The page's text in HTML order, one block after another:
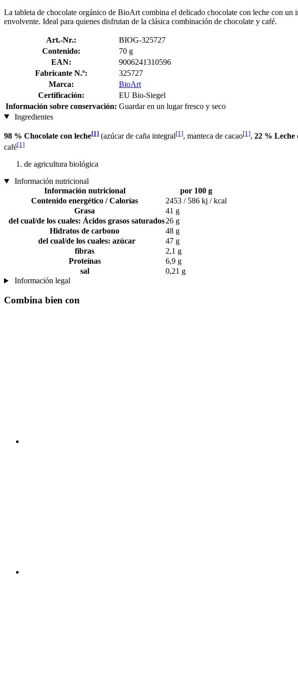
La tableta de chocolate orgánico de BioArt combina el delicado chocolate con leche con
envolvente. Ideal para quienes disfrutan de la clásica combinación de chocolate y café.
Art.-Nr.:
BIOG-325727
Contenido:
70 g
EAN:
9006241310596
Fabricante N.º:
325727
Marca:
BioArt
Certificación:
EU Bio-Siegel
Información sobre conservación: Guardar en un lugar fresco y seco
Ingredientes
98 % Chocolate con leche[1] (azúcar de caña integral[1], manteca de cacao[1], 22 % Leche
café[1]
de agricultura biológica
Información nutricional
Información nutricional
por 100 g
Contenido energético / Calorías
2453 / 586 kj / kcal
Grasa
41 g
del cual/de los cuales: Ácidos grasos saturados26 g
Hidratos de carbono
48 g
del cual/de los cuales: azúcar
47 g
fibras
2,1 g
Proteínas
6,9 g
sal
0,21 g
Información legal
Combina bien con